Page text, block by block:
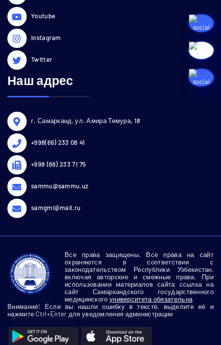
Youtube
Instagram
Twitter
Наш адрес
г. Самарканд, ул. Амира Темура, 18
+998(66) 233 08 41
+998 (66) 233 71 75
sammu@sammu.uz
samgmi@mail.ru
Все права защищены. Все права на сайт
охраняются в соответствии с
законодательством Республики Узбекистан,
включая авторские и смежные права. При
использовании материалов сайта ссылка на
сайт Самаркандского государственного
медицинского университета обязательна
Внимание! Если вы нашли ошибку в тексте, выделите её и
нажмите Ctrl+Enter для уведомления администрации